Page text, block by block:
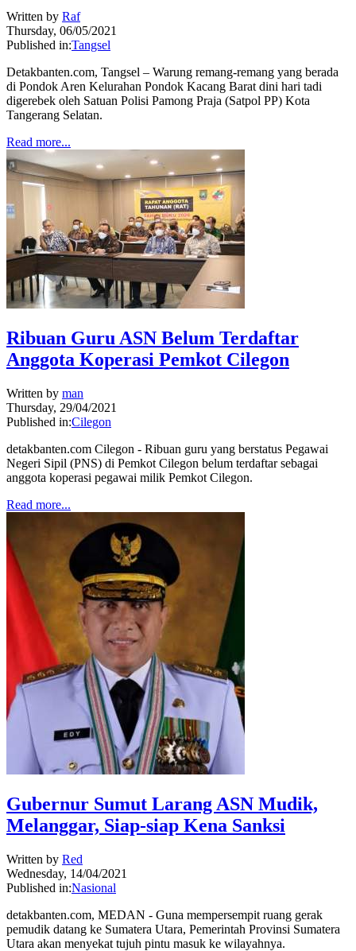
Written by Raf
Thursday, 06/05/2021
Published in:Tangsel
Detakbanten.com, Tangsel – Warung remang-remang yang berada
di Pondok Aren Kelurahan Pondok Kacang Barat dini hari tadi
digerebek oleh Satuan Polisi Pamong Praja (Satpol PP) Kota
Tangerang Selatan.
Read more...
Ribuan Guru ASN Belum Terdaftar
Anggota Koperasi Pemkot Cilegon
Written by man
Thursday, 29/04/2021
Published in:Cilegon
detakbanten.com Cilegon - Ribuan guru yang berstatus Pegawai
Negeri Sipil (PNS) di Pemkot Cilegon belum terdaftar sebagai
anggota koperasi pegawai milik Pemkot Cilegon.
Read more...
Gubernur Sumut Larang ASN Mudik,
Melanggar, Siap-siap Kena Sanksi
Written by Red
Wednesday, 14/04/2021
Published in:Nasional
detakbanten.com, MEDAN - Guna mempersempit ruang gerak
pemudik datang ke Sumatera Utara, Pemerintah Provinsi Sumatera
Utara akan menyekat tujuh pintu masuk ke wilayahnya.